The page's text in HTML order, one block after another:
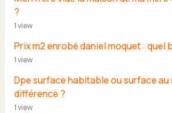
?
1 view
Prix m2 enrobé daniel moquet : quel
1 view
Dpe surface habitable ou surface au
différence ?
1 view